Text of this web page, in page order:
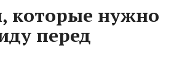
которые нужно
перед